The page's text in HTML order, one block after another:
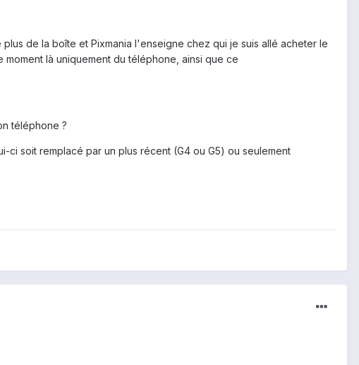
de la boîte et Pixmania l'enseigne chez qui je suis allé acheter le
là uniquement du téléphone, ainsi que ce
téléphone ?
soit remplacé par un plus récent (G4 ou G5) ou seulement